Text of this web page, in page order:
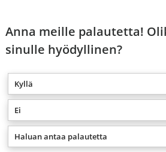
Anna meille palautetta!
sinulle hyödyllinen?
Kyllä
Ei
Haluan antaa palautetta